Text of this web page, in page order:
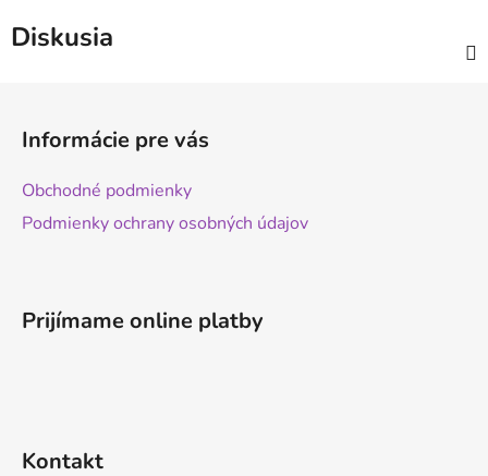
Diskusia
Informácie pre vás
Obchodné podmienky
Podmienky ochrany osobných údajov
Prijímame online platby
Kontakt